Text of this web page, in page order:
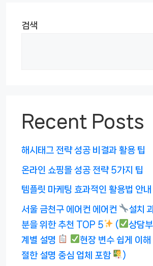
검색
Recent Posts
해시태그 전략 성공 비결과 활용 팁
온라인 쇼핑몰 성공 전략 5가지 팁
템플릿 마케팅 효과적인 활용법 안내
서울 금천구 에어컨 에어컨
설치
분을 위한 추천 TOP 5
(
상담
계별 설명
현장 변수 쉽게 이해
절한 설명 중심 업체 포함
)